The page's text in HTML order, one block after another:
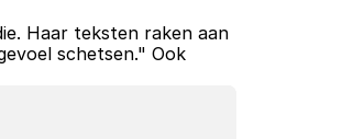
Haar teksten raken aan
schetsen." Ook